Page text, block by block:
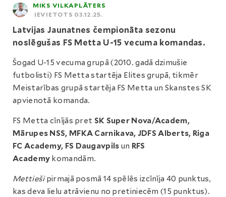
MIKS VILKAPLĀTERS
IEVIETOTS 03.12.25.
Latvijas Jaunatnes čempionāta sezonu
noslēgušas FS Metta U-15 vecuma komandas.
Šogad U-15 vecuma grupā (2010. gadā dzimušie
futbolisti) FS Metta startēja Elites grupā, tikmēr
Meistarības grupā startēja FS Metta un Skanstes SK
apvienotā komanda.
FS Metta cīnījās pret SK Super Nova/Academ,
Mārupes NSS, MFKA Carnikava, JDFS Alberts, Riga
FC Academy, FS Daugavpils un RFS
Academy komandām.
Mettiešipirmajā posmā 14 spēlēs izcīnīja 40 punktus,
kas deva lielu atrāvienu no pretiniecēm (15 punktus).